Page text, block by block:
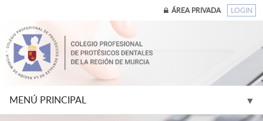
ÁREA PRIVADA LOGIN
MENÚ PRINCIPAL ▼